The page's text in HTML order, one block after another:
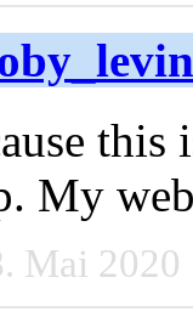
My
Mai 2020